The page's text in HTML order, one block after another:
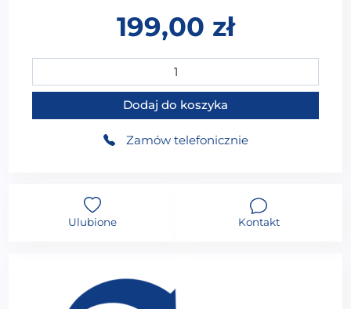
199,00 zł
ilość Filtr kartuszowy do wanien SPA wciskany do
Dodaj do koszyka
Zamów telefonicznie
Ulubione Kontakt